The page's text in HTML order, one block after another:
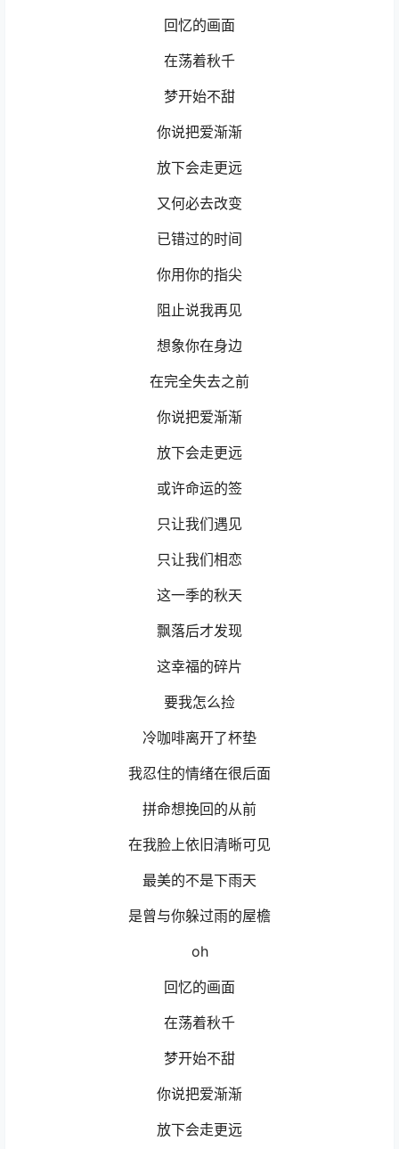
回忆的画面
在荡着秋千
梦开始不甜
你说把爱渐渐
放下会走更远
又何必去改变
已错过的时间
你用你的指尖
阻止说我再见
想象你在身边
在完全失去之前
你说把爱渐渐
放下会走更远
或许命运的签
只让我们遇见
只让我们相恋
这一季的秋天
飘落后才发现
这幸福的碎片
要我怎么捡
冷咖啡离开了杯垫
我忍住的情绪在很后面
拼命想挽回的从前
在我脸上依旧清晰可见
最美的不是下雨天
是曾与你躲过雨的屋檐
oh
回忆的画面
在荡着秋千
梦开始不甜
你说把爱渐渐
放下会走更远